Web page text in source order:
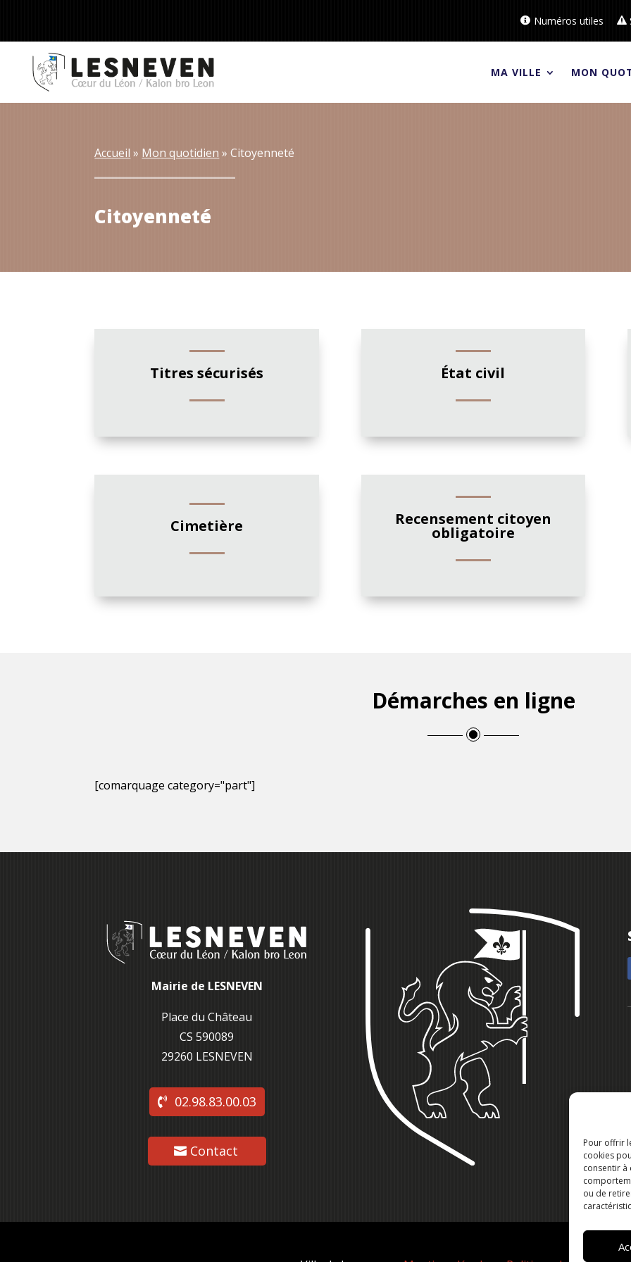
Pour offrir
cookies
consentir à
ou de
Numéros utiles
MA VILLE MON
Accueil » Mon quotidien » Citoyenneté
Citoyenneté
Titres sécurisés État civil
Cimetière Recensement citoyen
obligatoire
Démarches en ligne
[comarquage category="part"]
Mairie de LESNEVEN
Place du Château
CS 590089
29260 LESNEVEN
02.98.83.00.03
Contact